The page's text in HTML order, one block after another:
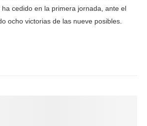
cedido en la primera jornada, ante el
ocho victorias de las nueve posibles.